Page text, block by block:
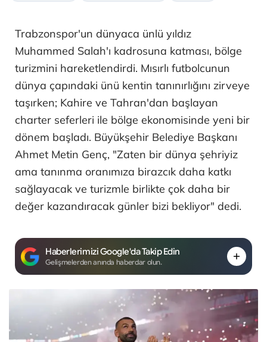
Trabzonspor'un dünyaca ünlü yıldız
Muhammed Salah'ı kadrosuna katması, bölge
turizmini hareketlendirdi. Mısırlı futbolcunun
dünya çapındaki ünü kentin tanınırlığını zirveye
taşırken; Kahire ve Tahran'dan başlayan
charter seferleri ile bölge ekonomisinde yeni bir
dönem başladı. Büyükşehir Belediye Başkanı
Ahmet Metin Genç, "Zaten bir dünya şehriyiz
ama tanınma oranımıza birazcık daha katkı
sağlayacak ve turizmle birlikte çok daha bir
değer kazandıracak günler bizi bekliyor" dedi.
Haberlerimizi Google'da Takip Edin
Gelişmelerden anında haberdar olun.